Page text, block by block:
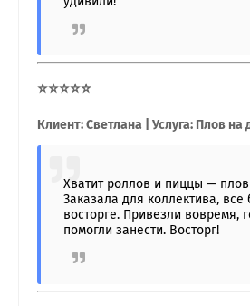
⭐⭐⭐⭐⭐
Клиент: Светлана | Услуга: Плов
Хватит роллов и пиццы — плов
Заказала для коллектива, все
восторге. Привезли вовремя,
помогли занести. Восторг!